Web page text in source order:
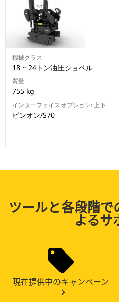
機械クラス
18 ~ 24トン油圧ショベル
質量
755 kg
インターフェイスオプション: 上下
ピンオン/S70
ツールと各段階
よるサ
現在提供中のキャンペーン